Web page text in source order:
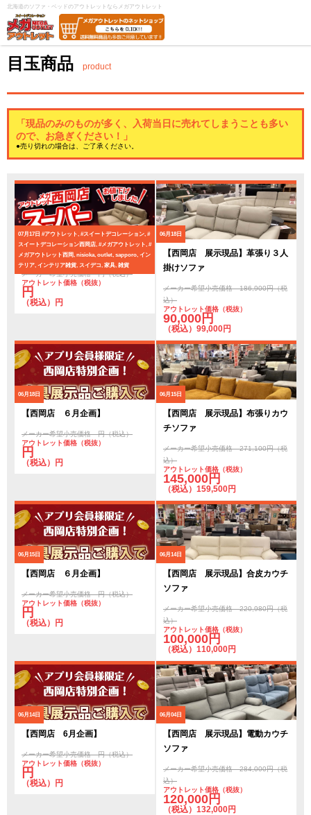
北海道のソファ・ベッドのアウトレットならメガアウトレット
目玉商品 product
「現品のみのものが多く、入荷当日に売れてしまうことも多い
ので、お急ぎください！」
●売り切れの場合は、ご了承ください。
07月17日 #アウトレット, #スイートデコレーション, #
スイートデコレーション西岡店, #メガアウトレット, #
メガアウトレット西岡, nisioka, outlet, sapporo, イン
テリア, インテリア雑貨, スイデコ, 家具, 雑貨
スーパーアウトレットセール
メーカー希望小売価格 円（税込）
アウトレット価格（税抜）
円
（税込）円
06月18日
【西岡店 展示現品】革張り３人
掛けソファ
メーカー希望小売価格 186,900円（税
込）
アウトレット価格（税抜）
90,000円
（税込）99,000円
06月18日
【西岡店 ６月企画】
メーカー希望小売価格 円（税込）
アウトレット価格（税抜）
円
（税込）円
06月15日
【西岡店 展示現品】布張りカウ
チソファ
メーカー希望小売価格 271,100円（税
込）
アウトレット価格（税抜）
145,000円
（税込）159,500円
06月15日
【西岡店 ６月企画】
メーカー希望小売価格 円（税込）
アウトレット価格（税抜）
円
（税込）円
06月14日
【西岡店 展示現品】合皮カウチ
ソファ
メーカー希望小売価格 220,980円（税
込）
アウトレット価格（税抜）
100,000円
（税込）110,000円
06月14日
【西岡店 6月企画】
メーカー希望小売価格 円（税込）
アウトレット価格（税抜）
円
（税込）円
06月04日
【西岡店 展示現品】電動カウチ
ソファ
メーカー希望小売価格 284,000円（税
込）
アウトレット価格（税抜）
120,000円
（税込）132,000円